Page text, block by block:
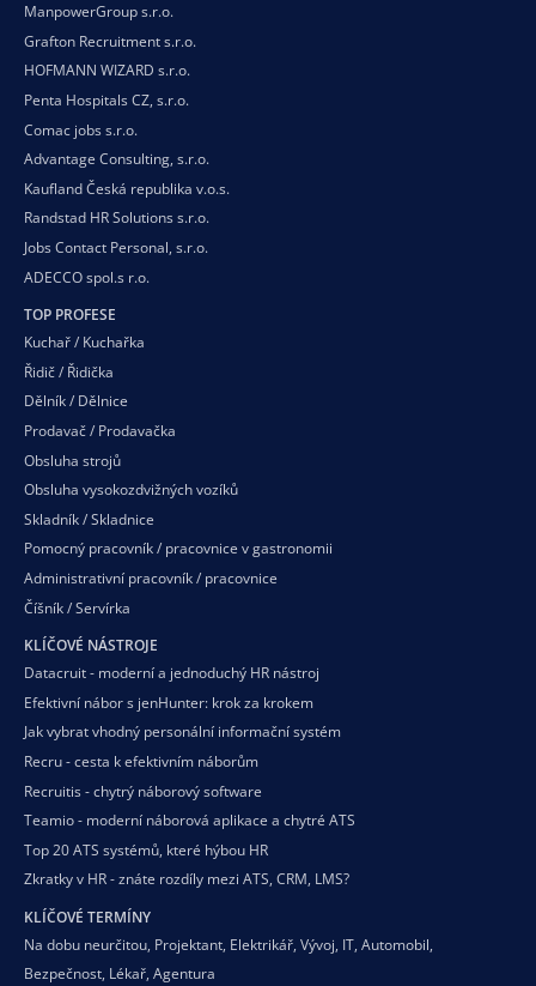
ManpowerGroup s.r.o.
Grafton Recruitment s.r.o.
HOFMANN WIZARD s.r.o.
Penta Hospitals CZ, s.r.o.
Comac jobs s.r.o.
Advantage Consulting, s.r.o.
Kaufland Česká republika v.o.s.
Randstad HR Solutions s.r.o.
Jobs Contact Personal, s.r.o.
ADECCO spol.s r.o.
TOP PROFESE
Kuchař / Kuchařka
Řidič / Řidička
Dělník / Dělnice
Prodavač / Prodavačka
Obsluha strojů
Obsluha vysokozdvižných vozíků
Skladník / Skladnice
Pomocný pracovník / pracovnice v gastronomii
Administrativní pracovník / pracovnice
Číšník / Servírka
KLÍČOVÉ NÁSTROJE
Datacruit - moderní a jednoduchý HR nástroj
Efektivní nábor s jenHunter: krok za krokem
Jak vybrat vhodný personální informační systém
Recru - cesta k efektivním náborům
Recruitis - chytrý náborový software
Teamio - moderní náborová aplikace a chytré ATS
Top 20 ATS systémů, které hýbou HR
Zkratky v HR - znáte rozdíly mezi ATS, CRM, LMS?
KLÍČOVÉ TERMÍNY
Na dobu neurčitou, Projektant, Elektrikář, Vývoj, IT, Automobil,
Bezpečnost, Lékař, Agentura